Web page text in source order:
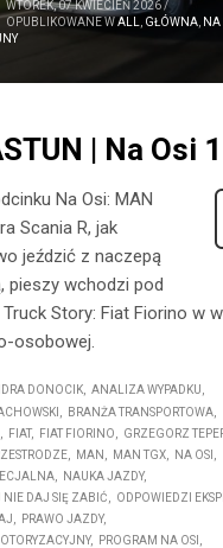
WTOREK, 07 KWIECIEŃ 2026/
OPUBLIKOWANE WALL, GŁÓWNA, NA
| Na Osi
Na Osi: MAN
Scania R, jak
jeździć z naczepą
pieszy wchodzi pod
Story: Fiat Fiorino w
osobowej.
DONOCIK
ANALIZA WYPADKU
BRANŻA TRANSPORTOWA
FIAT FIAT FIORINO
GRZEGORZ
MAN MAN TGX
NA OSI
NAUKA JAZDY
DAJ SIĘ ZABIĆ
ODPOWIEDZI
PRAWO JAZDY
PROGRAM NA OSI